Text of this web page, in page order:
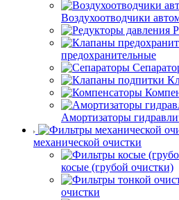
Воздухоотводчики
предохранительные
Амортизаторы
механической очистки
косые (грубой очистки)
очистки